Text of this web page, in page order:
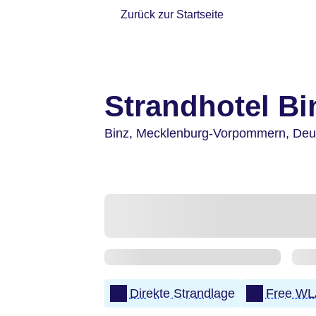
Zurück zur Startseite
Strandhotel
Binz, Mecklenburg-Vorpommern,
Direkte Strandlage Free